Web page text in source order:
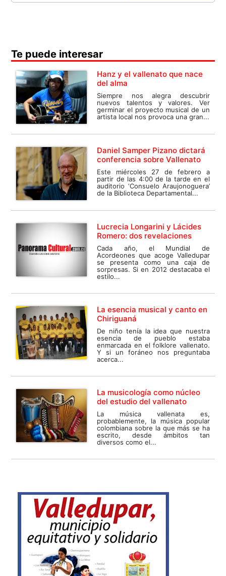
Te puede interesar
Hanz y el vallenato que nace
del alma
Siempre nos alegra descubrir
nuevos talentos y valores. Ver
germinar el proyecto musical de un
artista local nos provoca una gran...
Daniel Samper Pizano dictará
conferencia sobre Vallenato
Este miércoles 27 de febrero a
partir de las 4:00 de la tarde en el
auditorio ‘Consuelo Araujonoguera’
de la Biblioteca Departamental...
Lucrecia Longarini y Lácides
Romero: dos revelaciones
Cada año, el Mundial de
Acordeones que acoge Valledupar
se presenta como una caja de
sorpresas. Si en 2012 destacaba el
estilo...
La esencia musical y canto en
Chiriguaná
De niño tenía la idea que nuestra
esencia de pueblo estaba
enmarcada en el folklore vallenato.
Y si un foráneo nos preguntaba
acerca...
La musicología como núcleo
del estudio del vallenato
La música vallenata es,
probablemente, la música popular
colombiana sobre la que más se ha
escrito, desde ámbitos tan
diversos como el...